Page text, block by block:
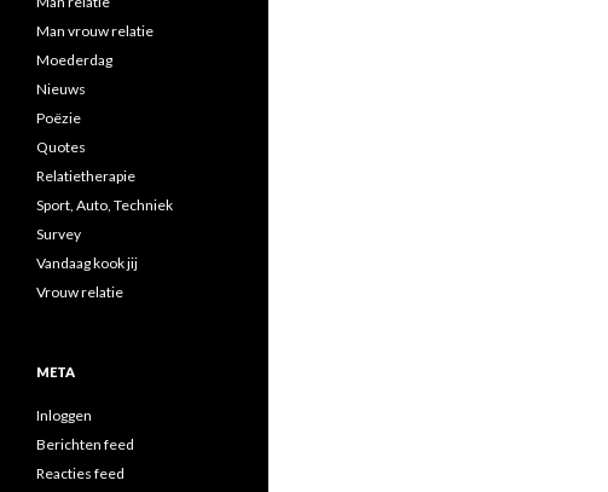
Man vrouw relatie
Moederdag
Nieuws
Poëzie
Quotes
Relatietherapie
Sport, Auto, Techniek
Survey
Vandaag kook jij
Vrouw relatie
META
Inloggen
Berichten feed
Reacties feed